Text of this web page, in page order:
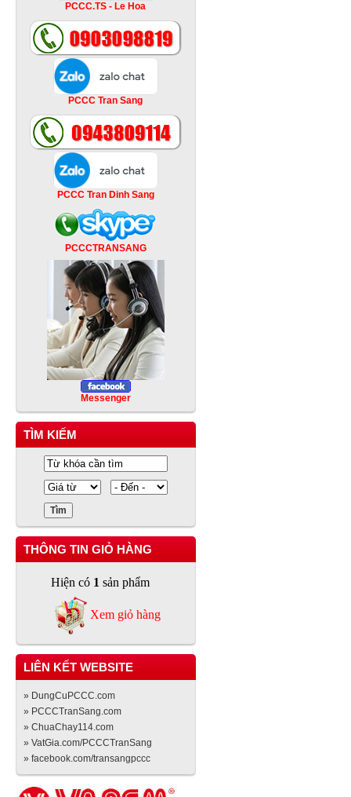
PCCC.TS - Le Hoa
PCCC Tran Sang
PCCC Tran Dinh Sang
PCCCTRANSANG
Messenger
TÌM KIẾM
THÔNG TIN GIỎ HÀNG
Hiện có 1 sản phẩm
Xem giỏ hàng
LIÊN KẾT WEBSITE
» DungCuPCCC.com
» PCCCTranSang.com
» ChuaChay114.com
» VatGia.com/PCCCTranSang
» facebook.com/transangpccc